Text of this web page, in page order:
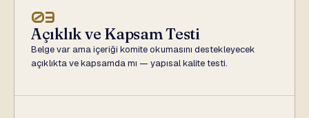
03
Açıklık ve Kapsam Testi
Belge var ama içeriği komite okumasını destekleyecek
açıklıkta ve kapsamda mı — yapısal kalite testi.